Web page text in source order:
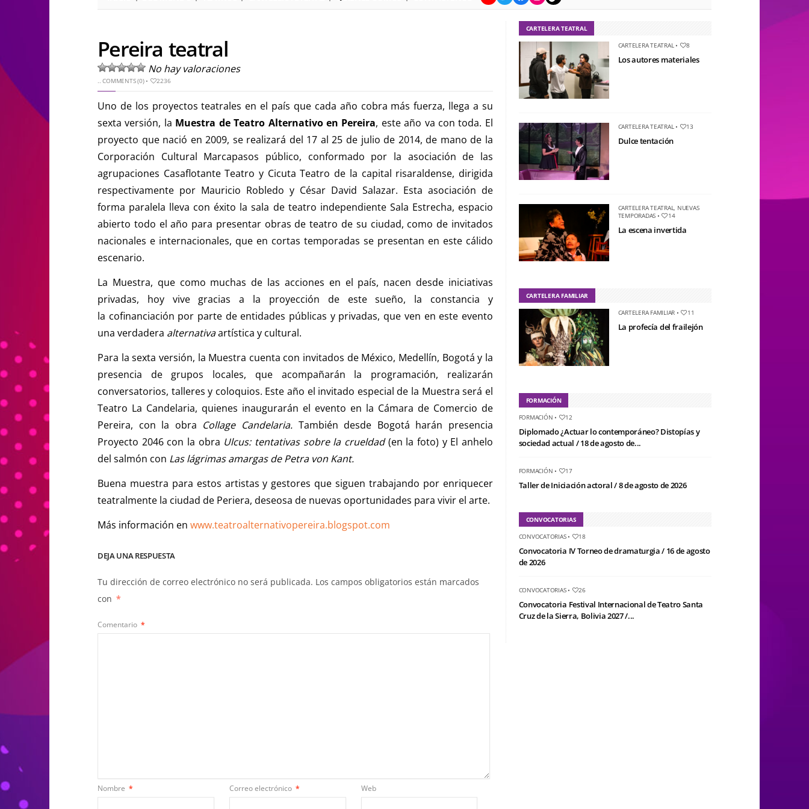
Pereira teatral
No hay valoraciones
..COMMENTS (0)• 2236
Uno de los proyectos teatrales en el país que cada año cobra más fuerza, llega a su
sexta versión, la Muestra de Teatro Alternativo en Pereira, este año va con toda. El
proyecto que nació en 2009, se realizará del 17 al 25 de julio de 2014, de mano de la
Corporación Cultural Marcapasos público, conformado por la asociación de las
agrupaciones Casaflotante Teatro y Cicuta Teatro de la capital risaraldense, dirigida
respectivamente por Mauricio Robledo y César David Salazar. Esta asociación de
forma paralela lleva con éxito la sala de teatro independiente Sala Estrecha, espacio
abierto todo el año para presentar obras de teatro de su ciudad, como de invitados
nacionales e internacionales, que en cortas temporadas se presentan en este cálido
escenario.
La Muestra, que como muchas de las acciones en el país, nacen desde iniciativas
privadas, hoy vive gracias a la proyección de este sueño, la constancia y
la cofinanciación por parte de entidades públicas y privadas, que ven en este evento
una verdadera alternativaartística y cultural.
Para la sexta versión, la Muestra cuenta con invitados de México, Medellín, Bogotá y la
presencia de grupos locales, que acompañarán la programación, realizarán
conversatorios, talleres y coloquios. Este año el invitado especial de la Muestra será el
Teatro La Candelaria, quienes inaugurarán el evento en la Cámara de Comercio de
Pereira, con la obra Collage Candelaria. También desde Bogotá harán presencia
Proyecto 2046 con la obra Ulcus: tentativas sobre la crueldad(en la foto) y El anhelo
del salmón con Las lágrimas amargas de Petra von Kant.
Buena muestra para estos artistas y gestores que siguen trabajando por enriquecer
teatralmente la ciudad de Periera, deseosa de nuevas oportunidades para vivir el arte.
Más información en www.teatroalternativopereira.blogspot.com
DEJA UNA RESPUESTA
Tu dirección de correo electrónico no será publicada. Los campos obligatorios están marcados
con *
Comentario *
Nombre * Correo electrónico * Web
CARTELERA TEATRAL
CARTELERA TEATRAL• 8
Los autores materiales
CARTELERA TEATRAL• 13
Dulce tentación
CARTELERA TEATRAL, NUEVAS
TEMPORADAS • 14
La escena invertida
CARTELERA FAMILIAR
CARTELERA FAMILIAR • 11
La profecía del frailejón
FORMACIÓN
FORMACIÓN • 12
Diplomado ¿Actuar lo contemporáneo? Distopías y
sociedad actual / 18 de agosto de...
FORMACIÓN • 17
Taller de Iniciación actoral / 8 de agosto de 2026
CONVOCATORIAS
CONVOCATORIAS• 18
Convocatoria IV Torneo de dramaturgia / 16 de agosto
de 2026
CONVOCATORIAS• 26
Convocatoria Festival Internacional de Teatro Santa
Cruz de la Sierra, Bolivia 2027 /...